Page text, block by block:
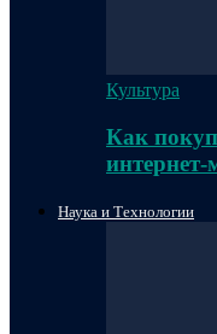
Культура
Как
интернет-
Наука и Технологии